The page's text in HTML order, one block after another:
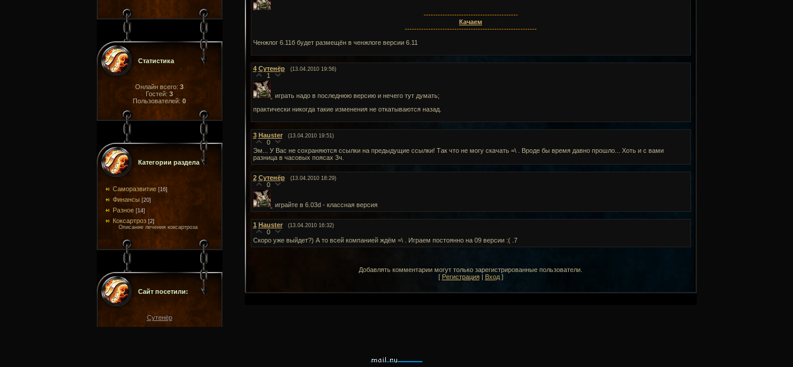
Статистика
Онлайн всего: 3
Гостей: 3
Пользователей: 0
Категории раздела
Саморазвитие [16]
Финансы [20]
Разное [14]
Коксартроз [2]
Описание лечения коксартроза
Сайт посетили:
Сутенёр
----------------------------------------
Качаем
--------------------------------------------------------
Ченжлог 6.11б будет размещён в ченжлоге версии 6.11
4 Сутенёр (13.04.2010 19:56)
1
играть надо в последнюю версию и нечего тут думать;
практически никогда такие изменения не откатываются назад.
3 Hauster (13.04.2010 19:51)
0
Эм... У Вас не сохраняются ссылки на предыдущие ссылки! Так что не могу скачать =\ . Вроде бы время давно прошло... Хоть и с вами
разница в часовых поясах 3ч.
2 Сутенёр (13.04.2010 18:29)
0
играйте в 6.03d - классная версия
1 Hauster (13.04.2010 16:32)
0
Скоро уже выйдет?) А то всей компанией ждём =\ . Играем постоянно на 09 версии :( .7
Добавлять комментарии могут только зарегистрированные пользователи.
[ Регистрация| Вход]